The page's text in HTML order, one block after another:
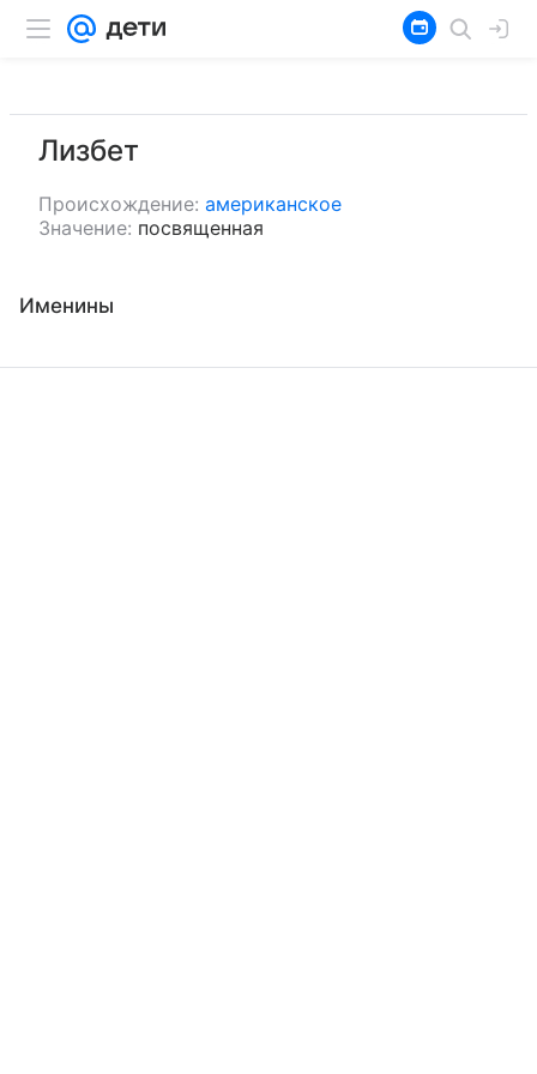
Лизбет
Происхождение: американское
Значение: посвященная
Именины